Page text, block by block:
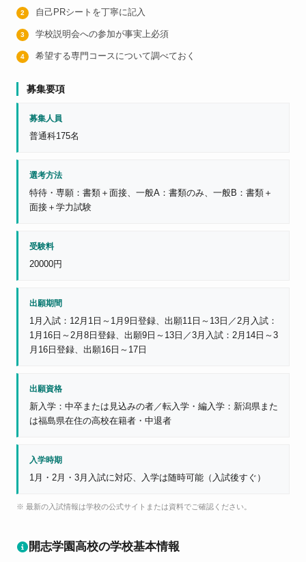
自己PRシートを丁寧に記入
学校説明会への参加が事実上必須
希望する専門コースについて調べておく
募集要項
募集人員
普通科175名
選考方法
特待・専願：書類＋面接、一般A：書類のみ、一般B：書類＋
面接＋学力試験
受験料
20000円
出願期間
1月入試：12月1日～1月9日登録、出願11日～13日／2月入試：
1月16日～2月8日登録、出願9日～13日／3月入試：2月14日～3
月16日登録、出願16日～17日
出願資格
新入学：中卒または見込みの者／転入学・編入学：新潟県また
は福島県在住の高校在籍者・中退者
入学時期
1月・2月・3月入試に対応、入学は随時可能（入試後すぐ）
※ 最新の入試情報は学校の公式サイトまたは資料でご確認ください。
開志学園高校の学校基本情報